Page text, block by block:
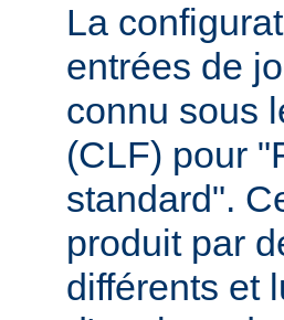
La
entrées de
connu sous
(CLF) pour
standard".
produit par
différents et